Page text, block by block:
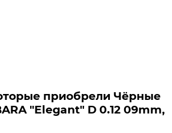
приобрели Чёрные
"Elegant" D 0.12 09mm,